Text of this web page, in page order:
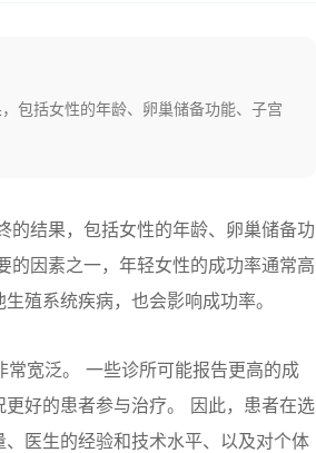
包括女性的年龄、卵巢储备功能、子宫
的结果，包括女性的年龄、卵巢储备功
的因素之一，年轻女性的成功率通常高
殖系统疾病，也会影响成功率。
宽泛。 一些诊所可能报告更高的成
好的患者参与治疗。 因此，患者在选
医生的经验和技术水平、以及对个体